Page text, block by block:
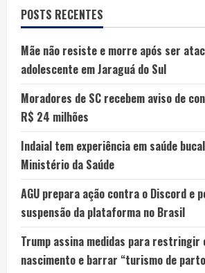
POSTS RECENTES
Mãe não resiste e morre após ser
adolescente em Jaraguá do Sul
Moradores de SC recebem aviso de
R$ 24 milhões
Indaial tem experiência em saúde
Ministério da Saúde
AGU prepara ação contra o Discord e
suspensão da plataforma no Brasil
Trump assina medidas para restringir
nascimento e barrar “turismo de